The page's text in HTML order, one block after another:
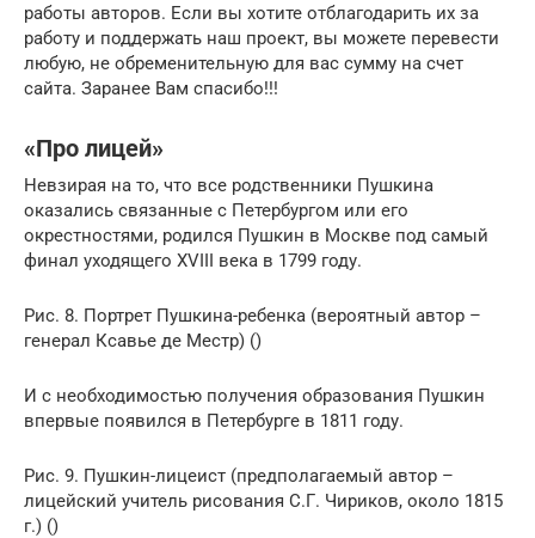
работы авторов. Eсли вы хотите отблагодарить их за
работу и поддержать наш проект, вы можете перевести
любую, не обременительную для вас сумму на счет
сайта. Заранее Вам спасибо!!!
«Про лицей»
Невзирая на то, что все родственники Пушкина
оказались связанные с Петербургом или его
окрестностями, родился Пушкин в Москве под самый
финал уходящего XVIII века в 1799 году.
Рис. 8. Портрет Пушкина-ребенка (вероятный автор –
генерал Ксавье де Местр) ()
И с необходимостью получения образования Пушкин
впервые появился в Петербурге в 1811 году.
Рис. 9. Пушкин-лицеист (предполагаемый автор –
лицейский учитель рисования С.Г. Чириков, около 1815
г.) ()